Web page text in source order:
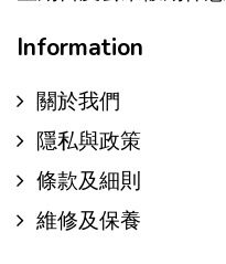
Information
關於我們
隱私與政策
條款及細則
維修及保養